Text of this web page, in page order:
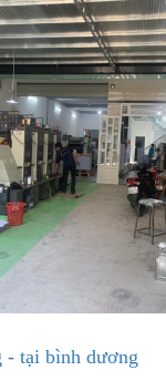
- tại bình dương